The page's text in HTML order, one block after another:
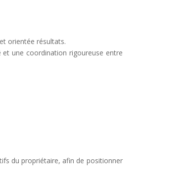
orientée résultats.
et une coordination rigoureuse entre
du propriétaire, afin de positionner